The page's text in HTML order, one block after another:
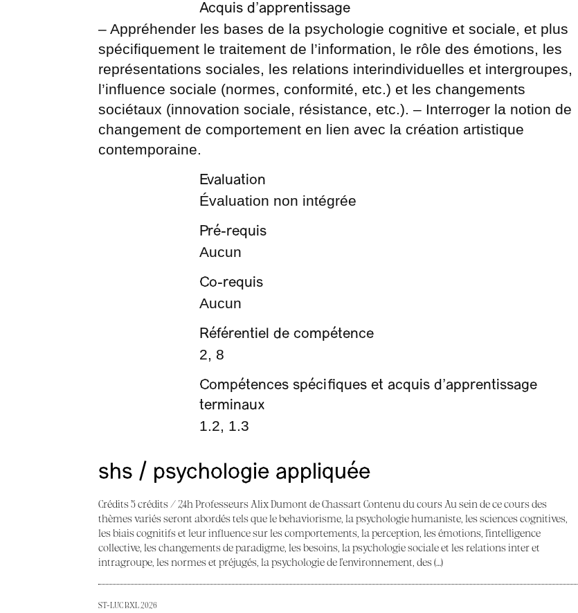
Acquis d’apprentissage
– Appréhender les bases de la psychologie cognitive et sociale, et plus
spécifiquement le traitement de l’information, le rôle des émotions, les
représentations sociales, les relations interindividuelles et intergroupes,
l’influence sociale (normes, conformité, etc.) et les changements
sociétaux (innovation sociale, résistance, etc.). – Interroger la notion de
changement de comportement en lien avec la création artistique
contemporaine.
Evaluation
Évaluation non intégrée
Pré-requis
Aucun
Co-requis
Aucun
Référentiel de compétence
2, 8
Compétences spécifiques et acquis d’apprentissage
terminaux
1.2, 1.3
shs / psychologie appliquée
Crédits 5 crédits / 24h Professeurs Alix Dumont de Chassart Contenu du cours Au sein de ce cours des
thèmes variés seront abordés tels que le behaviorisme, la psychologie humaniste, les sciences cognitives,
les biais cognitifs et leur influence sur les comportements, la perception, les émotions, l’intelligence
collective, les changements de paradigme, les besoins, la psychologie sociale et les relations inter et
intragroupe, les normes et préjugés, la psychologie de l’environnement, des (…)
ST-LUC BXL 2026